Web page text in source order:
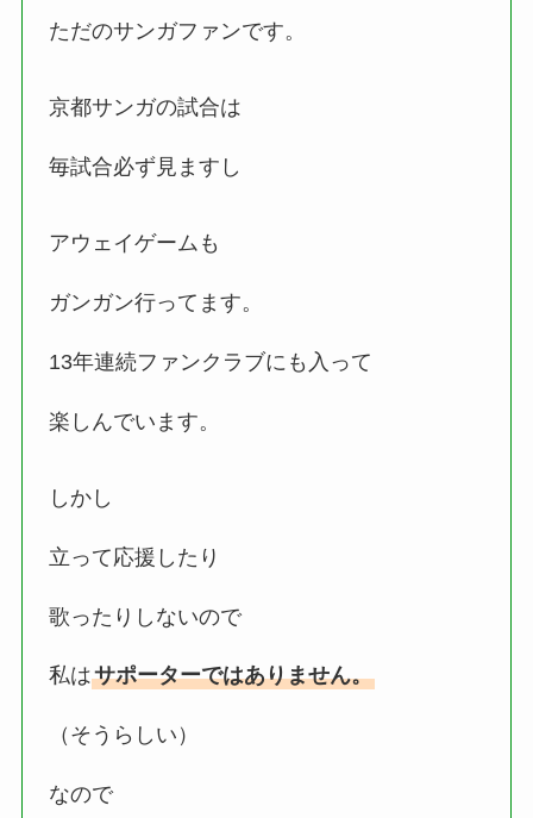
ただのサンガファンです。
京都サンガの試合は
毎試合必ず見ますし
アウェイゲームも
ガンガン行ってます。
13年連続ファンクラブにも入って
楽しんでいます。
しかし
立って応援したり
歌ったりしないので
私はサポーターではありません。
（そうらしい）
なので